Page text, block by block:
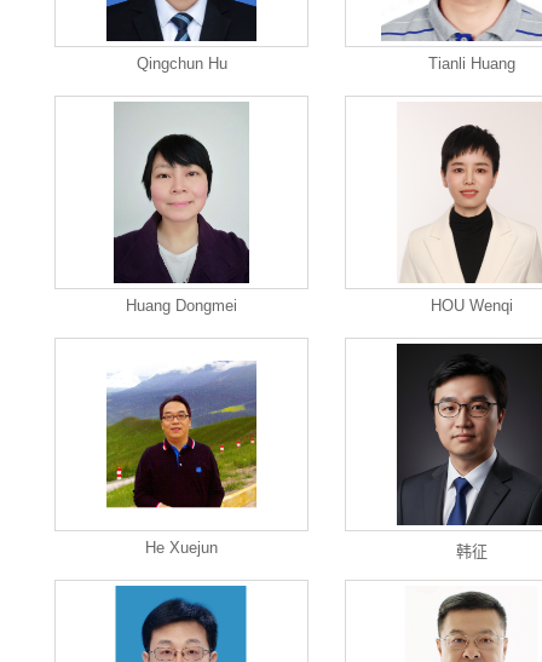
Qingchun Hu Tianli Huang
Huang Dongmei HOU Wenqi
He Xuejun 韩征